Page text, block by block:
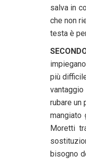
salva in
che non
testa è
più
rubare un
mangiato
Moretti
bisogno